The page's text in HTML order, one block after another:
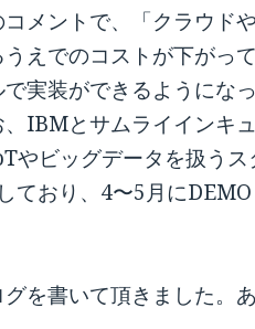
メントで、「クラウド
えでのコストが下がっ
実装ができるようにな
IBMとサムライインキュ
やビッグデータを扱うス
おり、4〜5月にDEMO
を書いて頂きました。